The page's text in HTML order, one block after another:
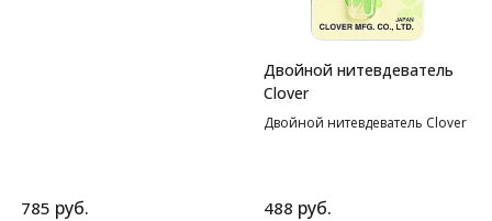
785 руб.
Двойной нитевдеватель
Clover
Двойной нитевдеватель Clover
488 руб.